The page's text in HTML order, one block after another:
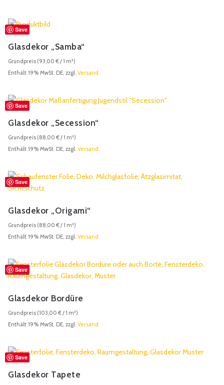
Save
Glasdekor „Samba“
Grundpreis (93,00 €/ 1 m²)
Enthält 19% MwSt. DE, zzgl. Versand
Save
Glasdekor „Secession“
Grundpreis (88,00 €/ 1 m²)
Enthält 19% MwSt. DE, zzgl. Versand
Save
Glasdekor „Origami“
Grundpreis (88,00 €/ 1 m²)
Enthält 19% MwSt. DE, zzgl. Versand
Save
Glasdekor Bordüre
Grundpreis (103,00 €/ 1 m²)
Enthält 19% MwSt. DE, zzgl. Versand
Save
Glasdekor Tapete